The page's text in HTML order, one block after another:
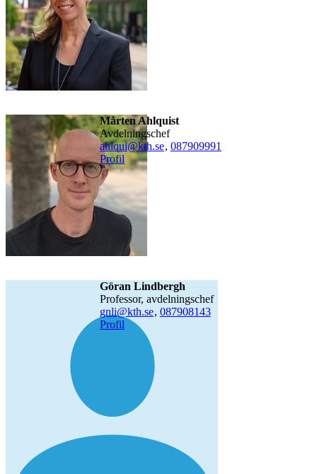
Mårten Ahlquist
avdelningschef
ahlqui@kth.se, 087909991
Profil
Göran Lindbergh
professor, avdelningschef
gnli@kth.se, 087908143
Profil